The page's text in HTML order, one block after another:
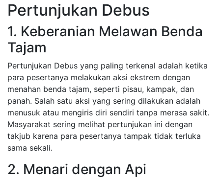
Pertunjukan Debus
1. Keberanian Melawan Benda
Tajam
Pertunjukan Debus yang paling terkenal adalah ketika
para pesertanya melakukan aksi ekstrem dengan
menahan benda tajam, seperti pisau, kampak, dan
panah. Salah satu aksi yang sering dilakukan adalah
menusuk atau mengiris diri sendiri tanpa merasa sakit.
Masyarakat sering melihat pertunjukan ini dengan
takjub karena para pesertanya tampak tidak terluka
sama sekali.
2. Menari dengan Api